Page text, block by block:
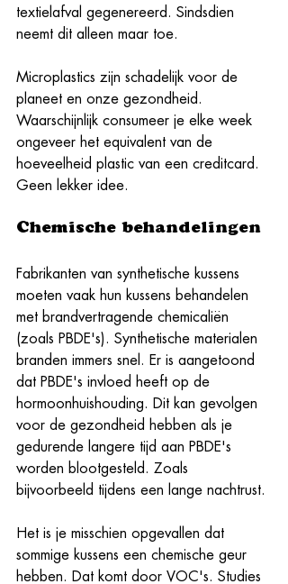
textielafval gegenereerd. Sindsdien
neemt dit alleen maar toe.
Microplastics zijn schadelijk voor de
planeet en onze gezondheid.
Waarschijnlijk consumeer je elke week
ongeveer het equivalent van de
hoeveelheid plastic van een creditcard.
Geen lekker idee.
Chemische behandelingen
Fabrikanten van synthetische kussens
moeten vaak hun kussens behandelen
met brandvertragende chemicaliën
(zoals PBDE's). Synthetische materialen
branden immers snel. Er is aangetoond
dat PBDE's invloed heeft op de
hormoonhuishouding. Dit kan gevolgen
voor de gezondheid hebben als je
gedurende langere tijd aan PBDE's
worden blootgesteld. Zoals
bijvoorbeeld tijdens een lange nachtrust.
Het is je misschien opgevallen dat
sommige kussens een chemische geur
hebben. Dat komt door VOC's. Studies